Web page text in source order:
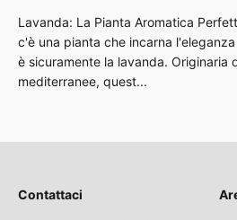
Lavanda: La Pianta Aromatica
c'è una pianta che incarna
è sicuramente la lavanda. Originaria
mediterranee, quest...
Contattaci